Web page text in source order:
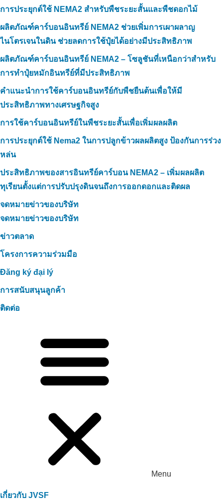
การประยุกต์ใช้ NEMA2 สำหรับพืชระยะสั้นและพืชดอกไม้
ผลิตภัณฑ์คาร์บอนอินทรีย์ NEMA2 ช่วยเพิ่มการเผาผลาญ
ไนโตรเจนในดิน ช่วยลดการใช้ปุ๋ยได้อย่างมีประสิทธิภาพ
ผลิตภัณฑ์คาร์บอนอินทรีย์ NEMA2 – โซลูชันที่เหนือกว่าสำหรับ
การทำปุ๋ยหมักอินทรีย์ที่มีประสิทธิภาพ
คำแนะนำการใช้คาร์บอนอินทรีย์กับพืชยืนต้นเพื่อให้มี
ประสิทธิภาพทางเศรษฐกิจสูง
การใช้คาร์บอนอินทรีย์ในพืชระยะสั้นเพื่อเพิ่มผลผลิต
การประยุกต์ใช้ Nema2 ในการปลูกข้าวผลผลิตสูง ป้องกันการร่วง
หล่น
ประสิทธิภาพของสารอินทรีย์คาร์บอน NEMA2 – เพิ่มผลผลิต
ทุเรียนตั้งแต่การปรับปรุงดินจนถึงการออกดอกและติดผล
จดหมายข่าวของบริษัท
จดหมายข่าวของบริษัท
ข่าวตลาด
โครงการความร่วมมือ
Đăng ký đại lý
การสนับสนุนลูกค้า
ติดต่อ
Menu
เกี่ยวกับ JVSF